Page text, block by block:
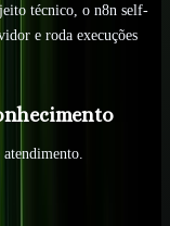
técnico, o n8n self-
e roda execuções